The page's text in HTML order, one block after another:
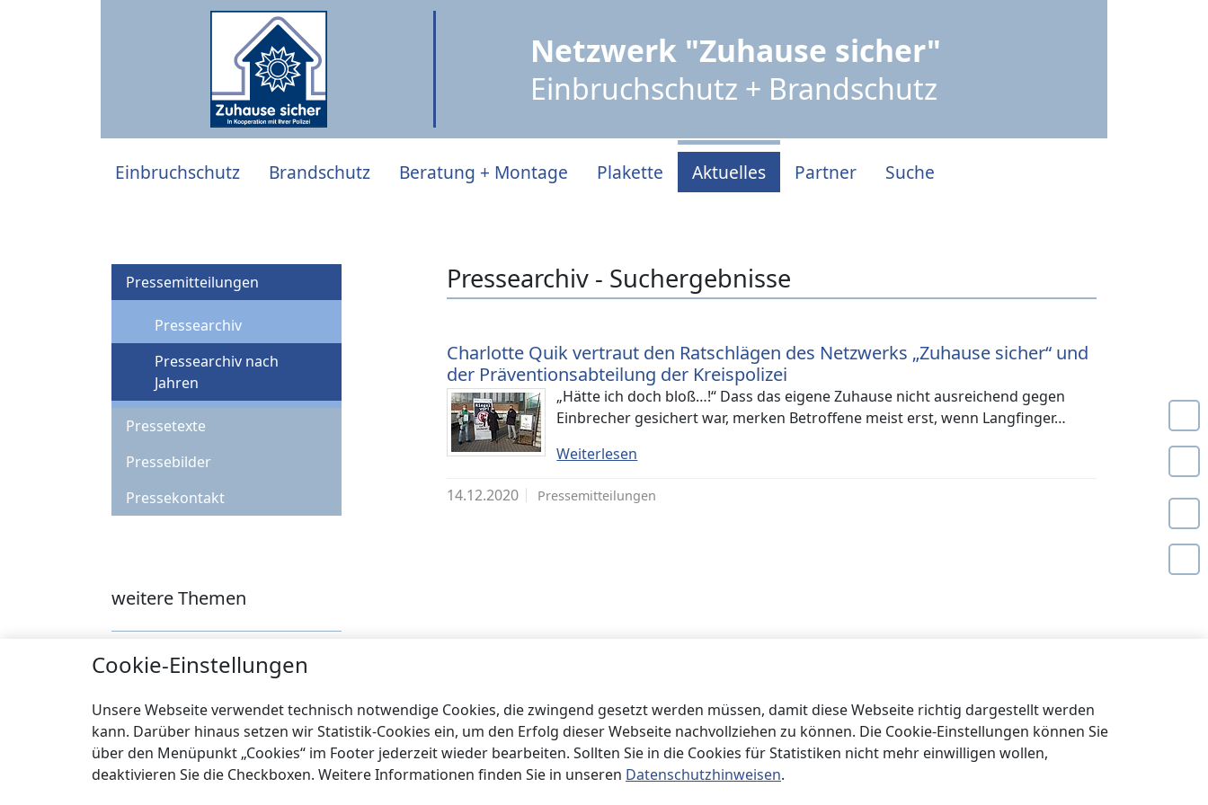
Netzwerk "Zuhause sicher"
Einbruchschutz + Brandschutz
Einbruchschutz Brandschutz Beratung + Montage Plakette Aktuelles Partner Suche
Pressemitteilungen
Pressearchiv
Pressearchiv nach
Jahren
Pressetexte
Pressebilder
Pressekontakt
Pressearchiv - Suchergebnisse
Charlotte Quik vertraut den Ratschlägen des Netzwerks „Zuhause sicher“ und
der Präventionsabteilung der Kreispolizei
„Hätte ich doch bloß…!“ Dass das eigene Zuhause nicht ausreichend gegen
Einbrecher gesichert war, merken Betroffene meist erst, wenn Langfinger…
Weiterlesen
14.12.2020 Pressemitteilungen
weitere Themen
Klimaschutz
Über uns
Cookie-Einstellungen
Unsere Webseite verwendet technisch notwendige Cookies, die zwingend gesetzt werden müssen, damit diese Webseite richtig dargestellt werden
kann. Darüber hinaus setzen wir Statistik-Cookies ein, um den Erfolg dieser Webseite nachvollziehen zu können. Die Cookie-Einstellungen können Sie
über den Menüpunkt „Cookies“ im Footer jederzeit wieder bearbeiten. Sollten Sie in die Cookies für Statistiken nicht mehr einwilligen wollen,
deaktivieren Sie die Checkboxen. Weitere Informationen finden Sie in unseren Datenschutzhinweisen.